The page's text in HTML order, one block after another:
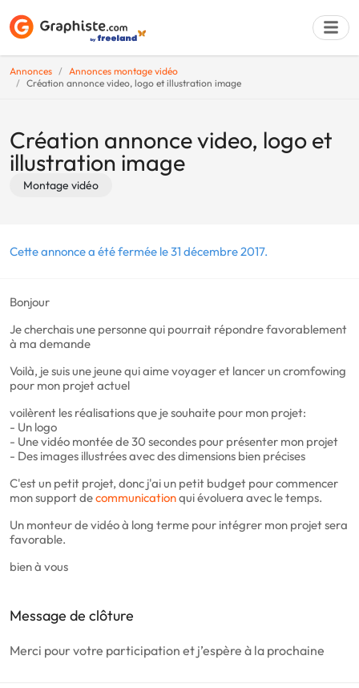
Annonces
Annonces montage vidéo
Création annonce video, logo et illustration image
Création annonce video, logo et
illustration image
Montage vidéo
Cette annonce a été fermée le 31 décembre 2017.
Bonjour
Je cherchais une personne qui pourrait répondre favorablement
à ma demande
Voilà, je suis une jeune qui aime voyager et lancer un cromfowing
pour mon projet actuel
voilèrent les réalisations que je souhaite pour mon projet:
- Un logo
- Une vidéo montée de 30 secondes pour présenter mon projet
- Des images illustrées avec des dimensions bien précises
C'est un petit projet, donc j'ai un petit budget pour commencer
mon support decommunicationqui évoluera avec le temps.
Un monteur de vidéo à long terme pour intégrer mon projet sera
favorable.
bien à vous
Message de clôture
Merci pour votre participation et j’espère à la prochaine